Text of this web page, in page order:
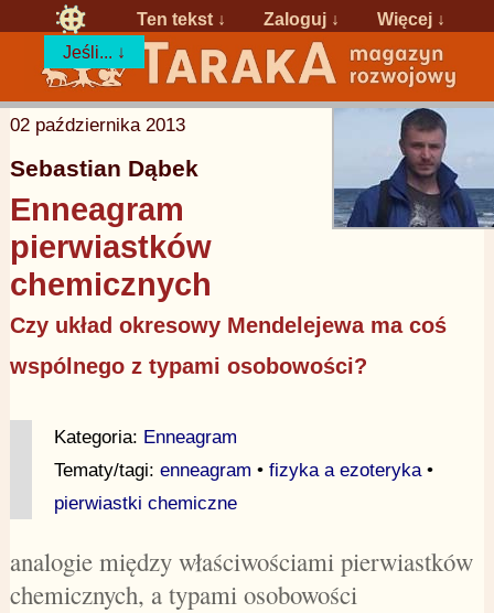
Ten tekst ↓ Zaloguj ↓
Więcej ↓
Jeśli... ↓
02 października 2013
Sebastian Dąbek
Enneagram
pierwiastków
chemicznych
Czy układ okresowy Mendelejewa ma coś
wspólnego z typami osobowości?
Kategoria: Enneagram
Tematy/tagi: enneagram • fizyka a ezoteryka•
pierwiastki chemiczne
analogie między właściwościami pierwiastków
chemicznych, a typami osobowości